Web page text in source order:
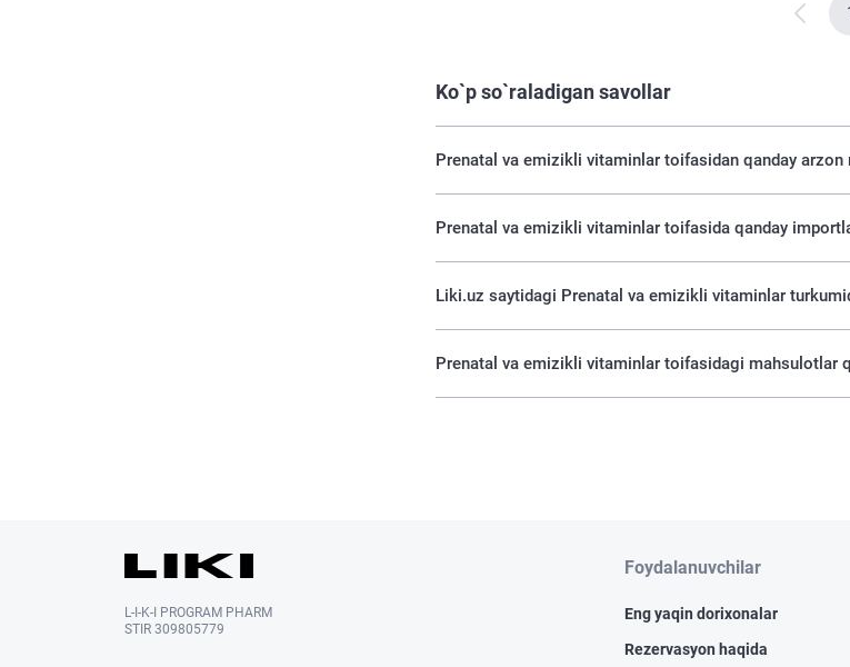
Ko`p so`raladigan savollar
Prenatal va emizikli vitaminlar toifasidan qanday
Prenatal va emizikli vitaminlar toifasida qanday
Liki.uz saytidagi Prenatal va emizikli vitaminlar
Prenatal va emizikli vitaminlar toifasidagi mahsulotlar
L-I-K-I PROGRAM PHARM
STIR 309805779
Foydalanuvchilar
Eng yaqin dorixonalar
Rezervasyon haqida